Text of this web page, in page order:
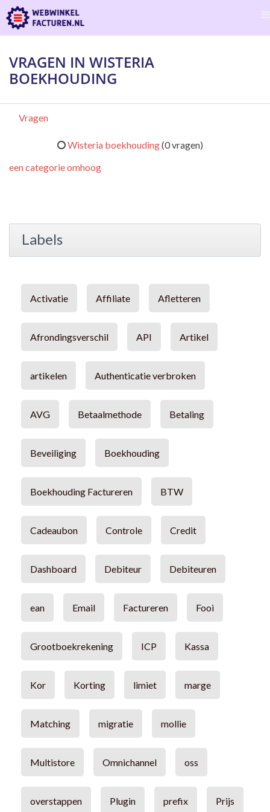
VRAGEN IN WISTERIA
BOEKHOUDING
Vragen
Wisteria boekhouding(0 vragen)
een categorie omhoog
Labels
Activatie Affiliate Afletteren
Afrondingsverschil API Artikel
artikelen Authenticatie verbroken
AVG Betaalmethode Betaling
Beveiliging Boekhouding
Boekhouding Factureren BTW
Cadeaubon Controle Credit
Dashboard Debiteur Debiteuren
ean Email Factureren Fooi
Grootboekrekening ICP Kassa
Kor Korting limiet marge
Matching migratie mollie
Multistore Omnichannel oss
overstappen Plugin prefix Prijs